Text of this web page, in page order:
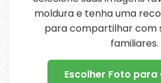
moldura e tenha uma
para compartilhar com
familiares.
Escolher Foto